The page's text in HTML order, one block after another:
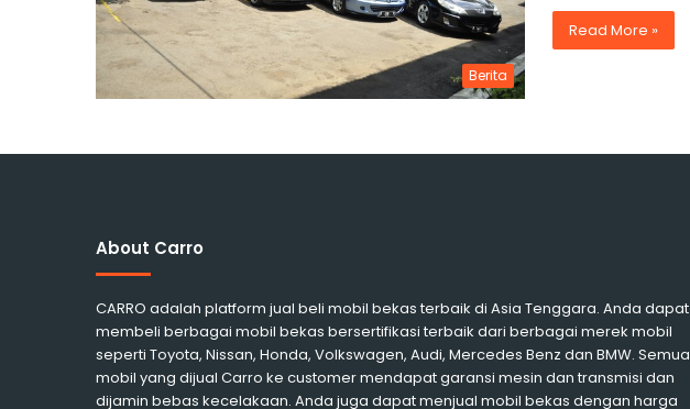
Berita
Read More »
About Carro
CARRO adalah platform jual beli mobil bekas terbaik di Asia Tenggara. Anda dapat
membeli berbagai mobil bekas bersertifikasi terbaik dari berbagai merek mobil
seperti Toyota, Nissan, Honda, Volkswagen, Audi, Mercedes Benz dan BMW. Semua
mobil yang dijual Carro ke customer mendapat garansi mesin dan transmisi dan
dijamin bebas kecelakaan. Anda juga dapat menjual mobil bekas dengan harga